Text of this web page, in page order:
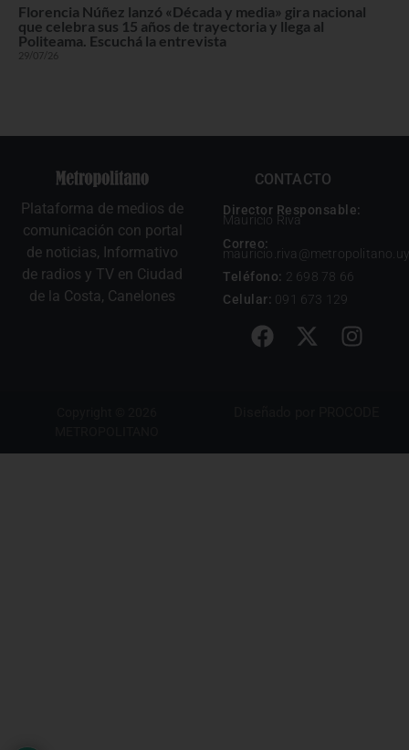
Florencia Núñez lanzó «Década y media» gira nacional
que celebra sus 15 años de trayectoria y llega al
Politeama. Escuchá la entrevista
29/07/26
Plataforma de medios de
comunicación con portal
de noticias, Informativo
de radios y TV en Ciudad
de la Costa, Canelones
CONTACTO
Director Responsable:
Mauricio Riva
Correo:
mauricio.riva@metropolitano.uy
Teléfono: 2 698 78 66
Celular: 091 673 129